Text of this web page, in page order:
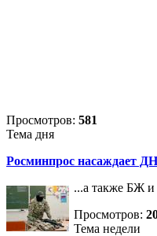
Просмотров: 581
Тема дня
Росминпрос насаждает
...а также БЖ и
Просмотров:
Тема недели